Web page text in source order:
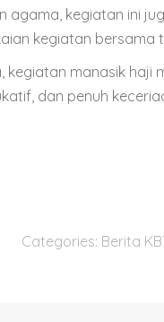
agama, kegiatan ini
kegiatan bersama
kegiatan manasik haji
dan penuh
Categories: Berita